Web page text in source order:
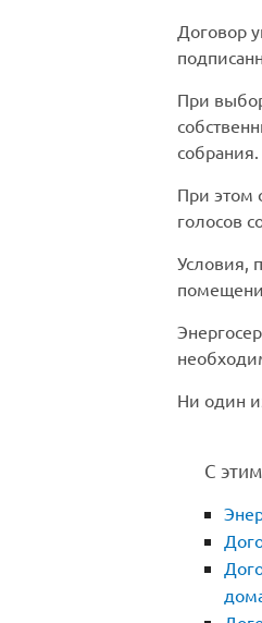
Договор
При
собрания.
При этом
голосов
Условия,
Ни один
С